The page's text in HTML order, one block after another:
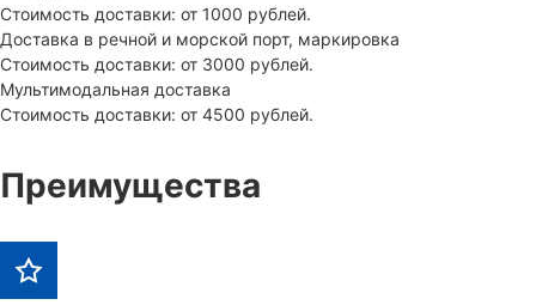
Стоимость доставки: от 1000 рублей.
Доставка в речной и морской порт, маркировка
Стоимость доставки: от 3000 рублей.
Мультимодальная доставка
Стоимость доставки: от 4500 рублей.
Преимущества